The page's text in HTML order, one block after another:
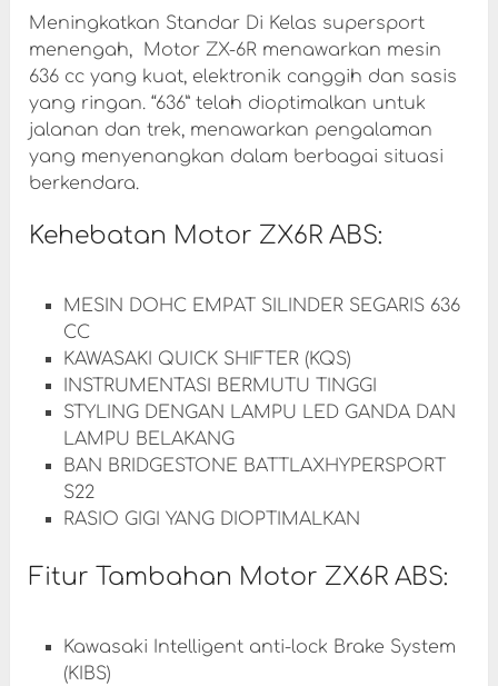
Meningkatkan Standar Di Kelas supersport
menengah, Motor ZX-6R menawarkan mesin
636 cc yang kuat, elektronik canggih dan sasis
yang ringan. “636” telah dioptimalkan untuk
jalanan dan trek, menawarkan pengalaman
yang menyenangkan dalam berbagai situasi
berkendara.
Kehebatan Motor ZX6R ABS:
MESIN DOHC EMPAT SILINDER SEGARIS 636
CC
KAWASAKI QUICK SHIFTER (KQS)
INSTRUMENTASI BERMUTU TINGGI
STYLING DENGAN LAMPU LED GANDA DAN
LAMPU BELAKANG
BAN BRIDGESTONE BATTLAXHYPERSPORT
S22
RASIO GIGI YANG DIOPTIMALKAN
Fitur Tambahan Motor ZX6R ABS:
Kawasaki Intelligent anti-lock Brake System
(KIBS)